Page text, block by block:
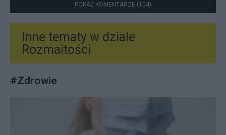
POKAŻ KOMENTARZE (104)
Inne tematy w dziale
Rozmaitości
#Zdrowie